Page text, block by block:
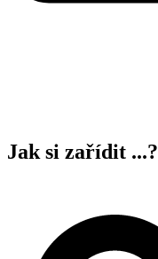
Jak si zařídit ...?